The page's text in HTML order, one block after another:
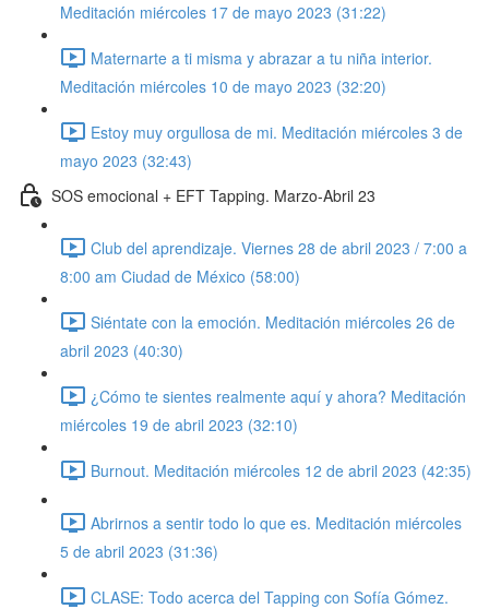
Meditación miércoles 17 de mayo 2023 (31:22)
Maternarte a ti misma y abrazar a tu niña interior.
Meditación miércoles 10 de mayo 2023 (32:20)
Estoy muy orgullosa de mi. Meditación miércoles 3 de
mayo 2023 (32:43)
SOS emocional + EFT Tapping. Marzo-Abril 23
Club del aprendizaje. Viernes 28 de abril 2023 / 7:00 a
8:00 am Ciudad de México (58:00)
Siéntate con la emoción. Meditación miércoles 26 de
abril 2023 (40:30)
¿Cómo te sientes realmente aquí y ahora? Meditación
miércoles 19 de abril 2023 (32:10)
Burnout. Meditación miércoles 12 de abril 2023 (42:35)
Abrirnos a sentir todo lo que es. Meditación miércoles
5 de abril 2023 (31:36)
CLASE: Todo acerca del Tapping con Sofía Gómez.